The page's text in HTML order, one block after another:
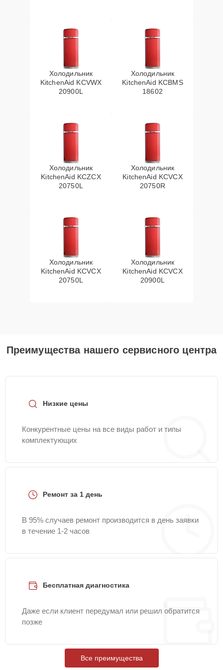
Холодильник
KitchenAid KCVWX
20900L
Холодильник
KitchenAid KCBMS
18602
Холодильник
KitchenAid KCZCX
20750L
Холодильник
KitchenAid KCVCX
20750R
Холодильник
KitchenAid KCVCX
20750L
Холодильник
KitchenAid KCVCX
20900L
Преимущества нашего сервисного центра
Низкие цены
Конкурентные цены на все виды работ и типы
комплектующих
Ремонт за 1 день
В 95% случаев ремонт производится в день заявки
в течение 1-2 часов
Бесплатная диагностика
Даже если клиент передумал или решил обратится
позже
Все преимущества